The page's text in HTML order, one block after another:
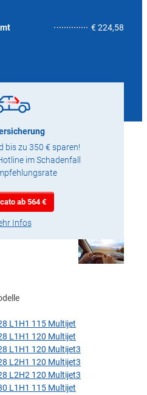
€ 224,58
bis zu 350 € sparen!
im Schadenfall
ab 564 €
Infos
L1H1 115 Multijet
L1H1 120 Multijet
L1H1 120 Multijet3
L2H1 120 Multijet3
L2H2 120 Multijet3
L1H1 115 Multijet